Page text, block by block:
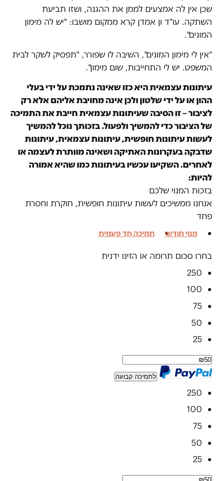
שכן אין לה אמצעים לממן את ההגנה, ושזו תביעת
השתקה. עו"ד ון אמדן קרא ממקום מושבו: "יש לה מימון
המונים".
"אין לי מימון המונים", השיבה לו שפורר, "תפסיק לשקר לבית
המשפט. יש לי התחייבות, שום מימון".
עיתונות עצמאית היא כזו שאינה נתמכת על ידי בעלי
ההון או על ידי שלטון ולכן אינה מחויבת אליהם אלא רק
לציבור – זו הסיבה שעיתונות עצמאית חייבת את התמיכה
של הציבור כדי להמשיך ולפעול. בזכותך נוכל להמשיך
לעשות עיתונות חופשית, עיתונות עצמאית, עיתונות
שדבקה בעקרונות האתיקה ושאינה מוותרת לעצמה או
לאחרים. השקיעו עכשיו בעיתונות כמו שהיא אמורה
להיות:
בזכות המנוי שלכם
אנחנו ממשיכים לעשות עיתונות חופשית, חוקרת וחסרת
פחד
מנוי חודשי תמיכה חד פעמית
בחרו סכום תרומה או הזינו ידנית
250
100
75
50
25
לתמיכה קבועה
250
100
75
50
25